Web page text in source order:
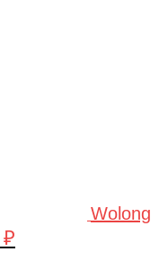
Wolong
₽